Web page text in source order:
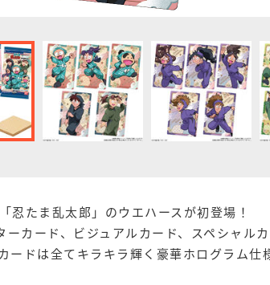
忍たま乱太郎」のウエハースが初登場！
ーカード、ビジュアルカード、スペシャル
ードは全てキラキラ輝く豪華ホログラム仕